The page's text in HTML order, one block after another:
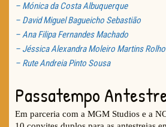
– Mónica da Costa Albuquerque
– David Miguel Bagueicho Sebastião
– Ana Filipa Fernandes Machado
– Jéssica Alexandra Moleiro Martins Rolho
– Rute Andreia Pinto Sousa